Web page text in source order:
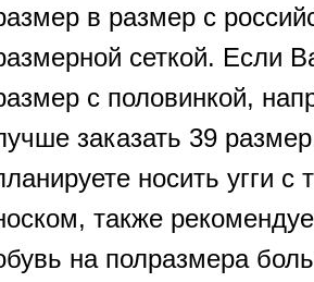
в размер с
сеткой. Если
с половинкой,
заказать 39
носить угги с
также
на полразмера